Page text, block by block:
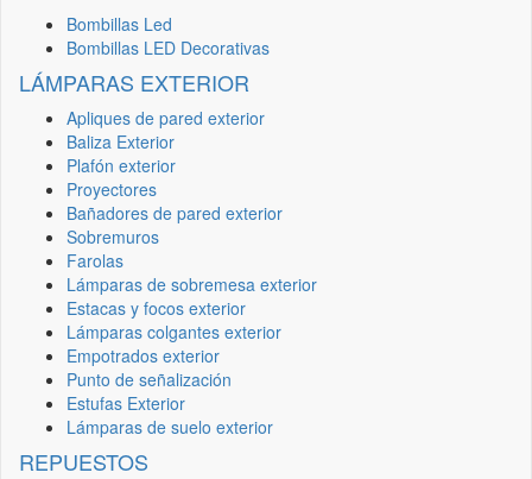
Bombillas Led
Bombillas LED Decorativas
LÁMPARAS EXTERIOR
Apliques de pared exterior
Baliza Exterior
Plafón exterior
Proyectores
Bañadores de pared exterior
Sobremuros
Farolas
Lámparas de sobremesa exterior
Estacas y focos exterior
Lámparas colgantes exterior
Empotrados exterior
Punto de señalización
Estufas Exterior
Lámparas de suelo exterior
REPUESTOS